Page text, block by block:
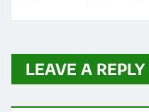
LEAVE A REPLY